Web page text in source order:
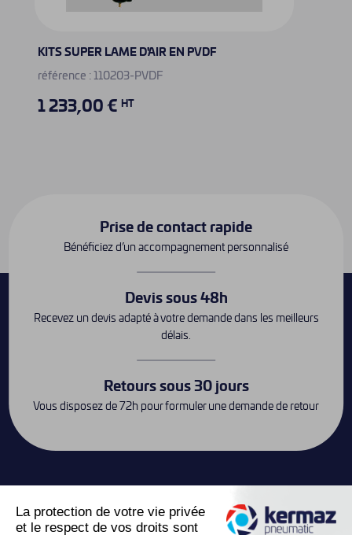
KITS SUPER LAME D'AIR EN PVDF
référence : 110203-PVDF
1 233,00 € HT
Prise de contact rapide
Bénéficiez d’un accompagnement personnalisé
Devis sous 48h
Recevez un devis adapté à votre demande dans les meilleurs
délais.
Retours sous 30 jours
Vous disposez de 72h pour formuler une demande de retour
Contact keyboard_arrow_down